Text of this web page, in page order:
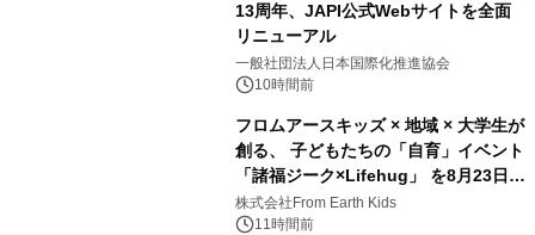
13周年、JAPI公式Webサイトを全面
リニューアル
一般社団法人日本国際化推進協会
10時間前
フロムアースキッズ × 地域 × 大学生が
創る、 子どもたちの「自育」イベント
「諸福ジーク×Lifehug」 を8月23日
(日)開催
株式会社From Earth Kids
11時間前